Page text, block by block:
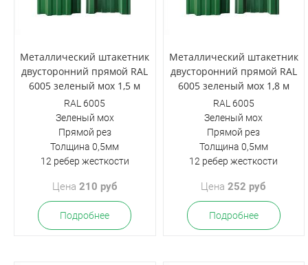
Металлический штакетник
двусторонний прямой RAL
6005 зеленый мох 1,5 м
RAL 6005
Зеленый мох
Прямой рез
Толщина 0,5мм
12 ребер жесткости
Цена 210 руб
Подробнее
Металлический штакетник
двусторонний прямой RAL
6005 зеленый мох 1,8 м
RAL 6005
Зеленый мох
Прямой рез
Толщина 0,5мм
12 ребер жесткости
Цена252 руб
Подробнее